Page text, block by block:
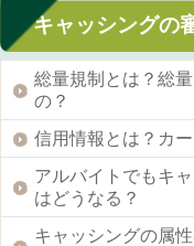
キャッシングの
総量規制とは？総
の？
信用情報とは？カ
アルバイトでもキ
はどうなる？
キャッシングの属